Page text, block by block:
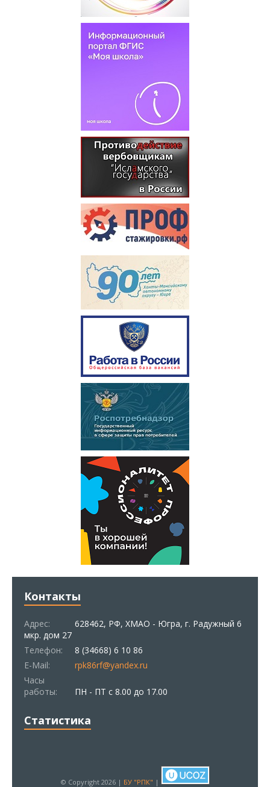
Контакты
Адрес:
628462, РФ, ХМАО - Югра, г. Радужный 6
мкр. дом 27
Телефон:
8 (34668) 6 10 86
E-Mail:
rpk86rf@yandex.ru
Часы
работы:
ПН - ПТ с 8.00 до 17.00
Статистика
© Copyright 2026 | БУ "РПК" |